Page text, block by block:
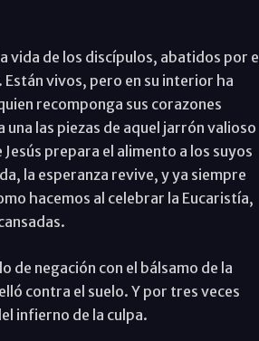
vida de los discípulos, abatidos por el
Están vivos, pero en su interior ha
recomponga sus corazones
una las piezas de aquel jarrón valioso
prepara el alimento a los suyos
la esperanza revive, y ya siempre
hacemos al celebrar la Eucaristía,
de negación con el bálsamo de la
contra el suelo. Y por tres veces
infierno de la culpa.